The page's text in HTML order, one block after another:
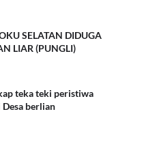
SELATAN DIDUGA
LIAR (PUNGLI)
teka teki peristiwa
Desa berlian